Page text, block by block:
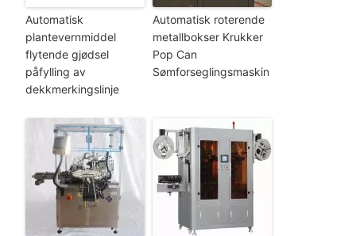
Automatisk
plantevernmiddel
flytende gjødsel
påfylling av
dekkmerkingslinje
Automatisk roterende
metallbokser Krukker
Pop Can
Sømforseglingsmaskin